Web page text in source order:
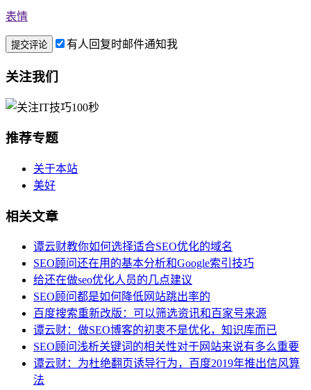
表情
有人回复时邮件通知我
关注我们
推荐专题
关于本站
美好
相关文章
谭云财教你如何选择适合SEO优化的域名
SEO顾问还在用的基本分析和Google索引技巧
给还在做seo优化人员的几点建议
SEO顾问都是如何降低网站跳出率的
百度搜索重新改版：可以筛选资讯和百家号来源
谭云财：做SEO博客的初衷不是优化，知识库而已
SEO顾问浅析关键词的相关性对于网站来说有多么重要
谭云财：为杜绝翻页诱导行为，百度2019年推出信风算
法